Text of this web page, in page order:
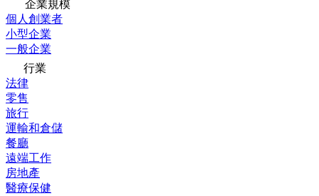
企業規模
個人創業者
小型企業
一般企業
行業
法律
零售
旅行
運輸和倉儲
餐廳
遠端工作
房地產
醫療保健